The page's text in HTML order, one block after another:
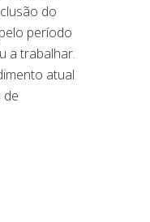
do
período
a trabalhar.
atual
de